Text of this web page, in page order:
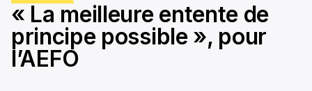
« La meilleure entente de
principe possible », pour
l’AEFO